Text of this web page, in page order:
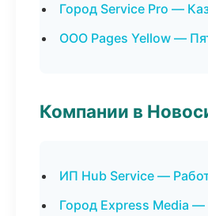
Город Service Pro —
ООО Pages Yellow —
Компании в
ИП Hub Service —
Город Express Media